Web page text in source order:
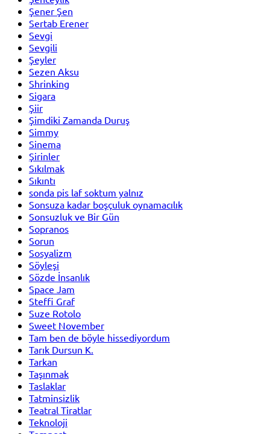
Şener Şen
Sertab Erener
Sevgi
Sevgili
Şeyler
Sezen Aksu
Shrinking
Sigara
Şiir
Şimdiki Zamanda Duruş
Simmy
Sinema
Şirinler
Sıkılmak
Sıkıntı
sonda pis laf soktum yalnız
Sonsuza kadar boşçuluk oynamacılık
Sonsuzluk ve Bir Gün
Sopranos
Sorun
Sosyalizm
Söyleşi
Sözde İnsanlık
Space Jam
Steffi Graf
Suze Rotolo
Sweet November
Tam ben de böyle hissediyordum
Tarık Dursun K.
Tarkan
Taşınmak
Taslaklar
Tatminsizlik
Teatral Tiratlar
Teknoloji